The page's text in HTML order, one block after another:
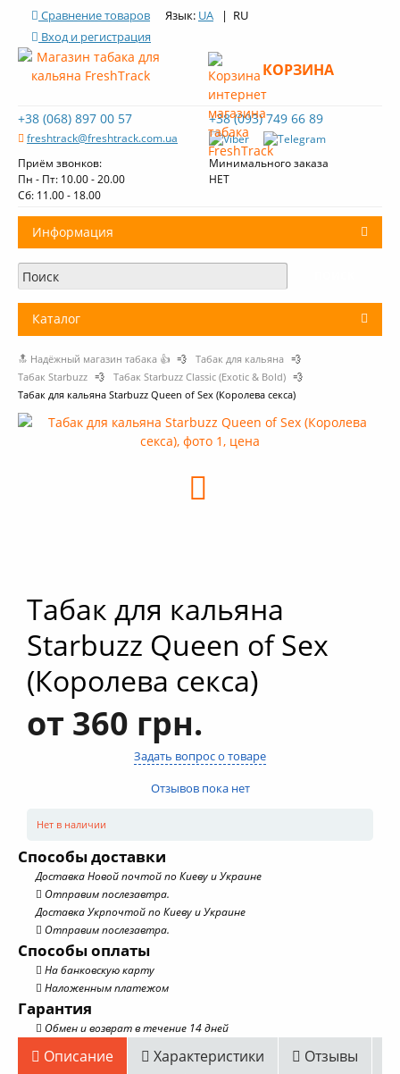
Сравнение товаров Язык: UA | RU
Вход и регистрация
+38 (068) 897 00 57
freshtrack@freshtrack.com.ua
+38 (093) 749 66 89
Приём звонков:
Пн - Пт: 10.00 - 20.00
Cб: 11.00 - 18.00
Минимального заказа
НЕТ
КОРЗИНА
Информация
О нас
Доставка и оплата
Обзоры табака Fresh Track
Каталог
Табак для кальяна
Уголь для кальяна
Кальяны
🔝 Надёжный магазин табака 👍 💨 Табак для кальяна 💨
Табак Starbuzz 💨 Табак Starbuzz Classic (Exotic & Bold) 💨
Табак для кальяна Starbuzz Queen of Sex (Королева секса)
Табак для кальяна
Starbuzz Queen of Sex
(Королева секса)
от 360 грн.
Задать вопрос о товаре
Отзывов пока нет
Нет в наличии
Способы доставки
Доставка Новой почтой по Киеву и Украине
Отправим послезавтра.
Доставка Укрпочтой по Киеву и Украине
Отправим послезавтра.
Способы оплаты
На банковскую карту
Наложенным платежом
Гарантия
Обмен и возврат в течение 14 дней
Описание Характеристики
Отзывы